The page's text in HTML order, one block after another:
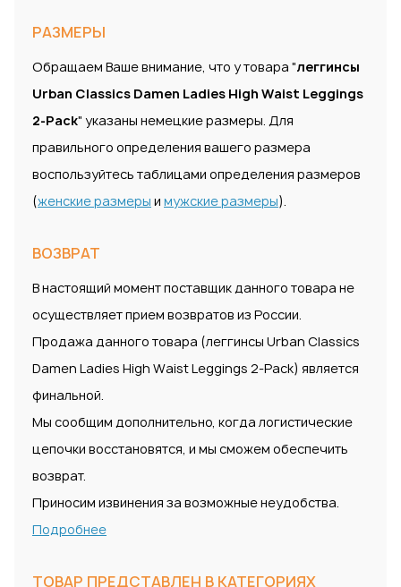
РАЗМЕРЫ
Обращаем Ваше внимание, что у товара "леггинсы
Urban Classics Damen Ladies High Waist Leggings
2-Pack" указаны немецкие размеры. Для
правильного определения вашего размера
воспользуйтесь таблицами определения размеров
(женские размеры и мужские размеры).
ВОЗВРАТ
В настоящий момент поставщик данного товара не
осуществляет прием возвратов из России.
Продажа данного товара (леггинсы Urban Classics
Damen Ladies High Waist Leggings 2-Pack) является
финальной.
Мы сообщим дополнительно, когда логистические
цепочки восстановятся, и мы сможем обеспечить
возврат.
Приносим извинения за возможные неудобства.
Подробнее
ТОВАР ПРЕДСТАВЛЕН В КАТЕГОРИЯХ